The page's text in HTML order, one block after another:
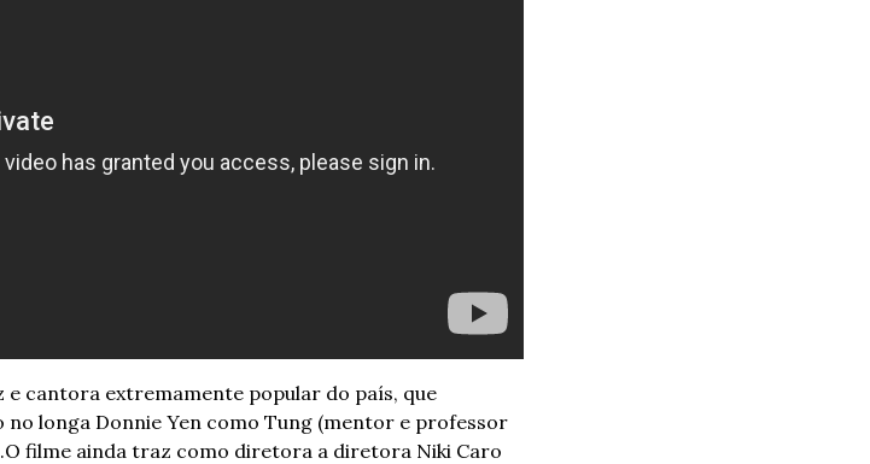
e cantora extremamente popular do país, que
longa Donnie Yen como Tung (mentor e professor
O filme ainda traz como diretora a diretora Niki Caro